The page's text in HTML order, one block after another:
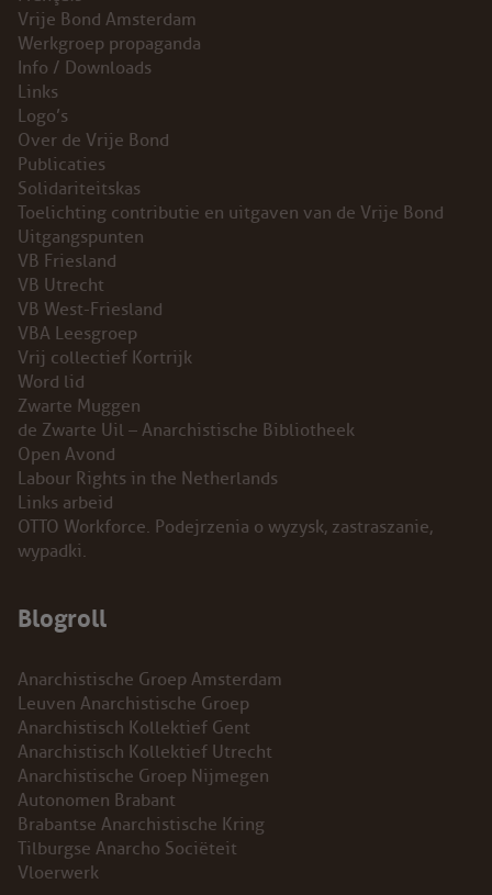
Vrije Bond Amsterdam
Werkgroep propaganda
Info / Downloads
Links
Logo’s
Over de Vrije Bond
Publicaties
Solidariteitskas
Toelichting contributie en uitgaven van de Vrije Bond
Uitgangspunten
VB Friesland
VB Utrecht
VB West-Friesland
VBA Leesgroep
Vrij collectief Kortrijk
Word lid
Zwarte Muggen
de Zwarte Uil – Anarchistische Bibliotheek
Open Avond
Labour Rights in the Netherlands
Links arbeid
OTTO Workforce. Podejrzenia o wyzysk, zastraszanie,
wypadki.
Blogroll
Anarchistische Groep Amsterdam
Leuven Anarchistische Groep
Anarchistisch Kollektief Gent
Anarchistisch Kollektief Utrecht
Anarchistische Groep Nijmegen
Autonomen Brabant
Brabantse Anarchistische Kring
Tilburgse Anarcho Sociëteit
Vloerwerk